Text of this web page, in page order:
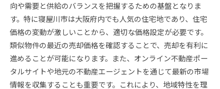
エージェントとの契約条件を見直す方法
寝屋川市での売却成功事例から学ぶ手数料節約
法
不動産売却におけるコスト管理の重要性
寝屋川市の不動産市場地域特性を活かした売却戦略
寝屋川市の人口動態と不動産市場への影響
向や需要と供給のバランスを把握するための基盤となりま
す。特に寝屋川市は大阪府内でも人気の住宅地であり、住宅
価格の変動が激しいことから、適切な価格設定が必要です。
類似物件の最近の売却価格を確認することで、売却を有利に
進めることが可能になります。また、オンライン不動産ポー
タルサイトや地元の不動産エージェントを通じて最新の市場
情報を収集することも重要です。これにより、地域特性を理